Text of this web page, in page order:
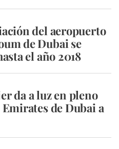
del aeropuerto
de Dubai se
el año 2018
da a luz en pleno
de Dubai a